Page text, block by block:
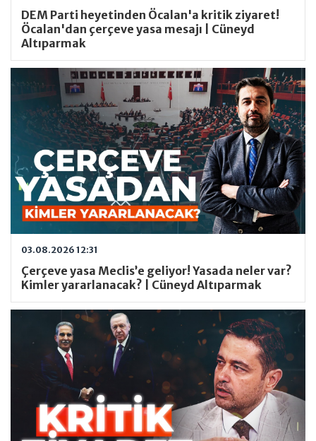
DEM Parti heyetinden Öcalan'a kritik ziyaret!
Öcalan'dan çerçeve yasa mesajı | Cüneyd
Altıparmak
03.08.2026 12:31
Çerçeve yasa Meclis’e geliyor! Yasada neler var?
Kimler yararlanacak? | Cüneyd Altıparmak